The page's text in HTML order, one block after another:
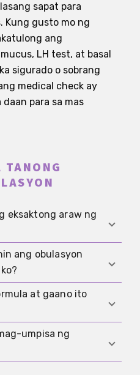
sapat para
Kung gusto mo ng
ang
LH test, at basal
sigurado o sobrang
medical check ay
para sa mas
TANONG
eksaktong araw ng
LH test para
at basal
pagkatapos.
observe ng cervical
mararamdaman kung
ang obulasyon
kadalasang nakaka-
lang. Mas practical
ng mucus. Kung
ng mas maaga at
ng ilang araw.
at gaano ito
fertile day =
18, huling fertile day
umpisa ng